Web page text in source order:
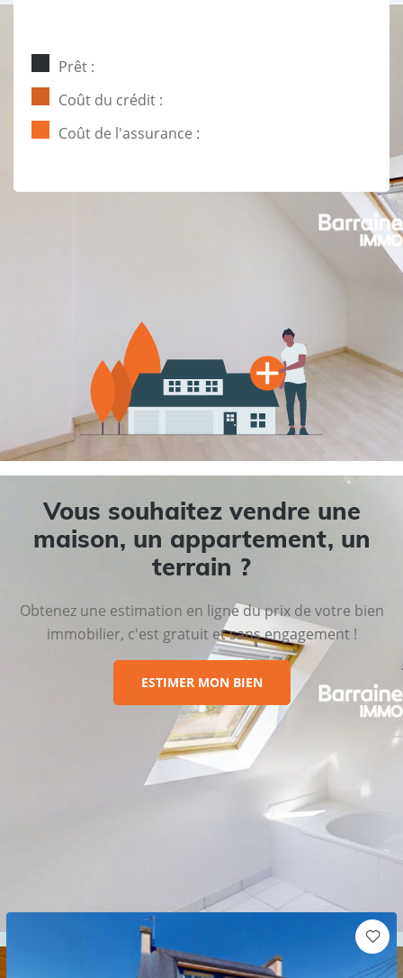
Prêt :
Coût du crédit :
Coût de l'assurance :
Vous souhaitez vendre une
maison, un appartement, un
terrain ?
Obtenez une estimation en ligne du prix de votre bien
immobilier, c'est gratuit et sans engagement !
ESTIMER MON BIEN
Ces biens peuvent aussi vous